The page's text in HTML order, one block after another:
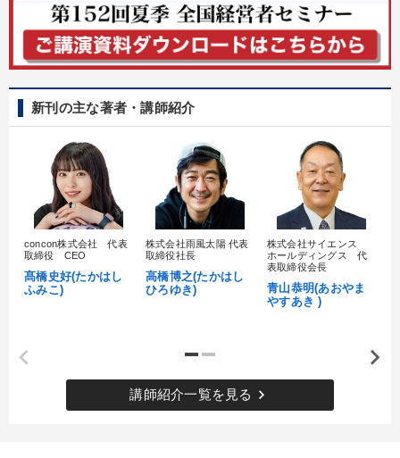
新刊の主な著者・講師紹介
concon株式会社 代表
取締役 CEO
髙橋史好(たかはし
ふみこ)
株式会社雨風太陽 代表
取締役社長
高橋博之(たかはし
ひろゆき)
株式会社サイエンス
ホールディングス 代
表取締役会長
青山恭明(あおやま
やすあき )
講師紹介一覧を見る keyboard_arrow_right